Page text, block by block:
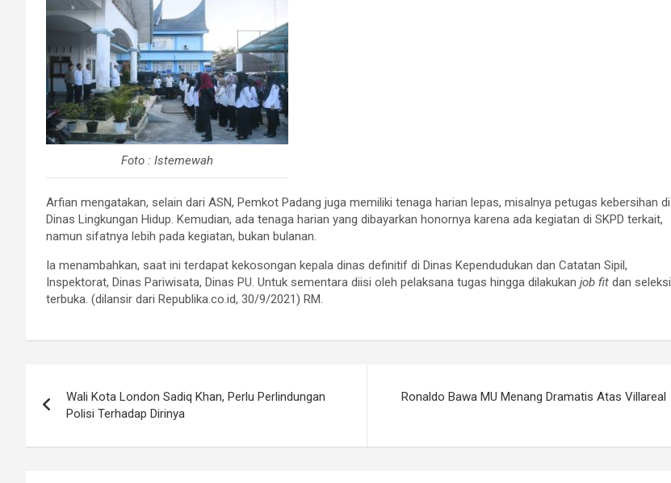
Foto : Istemewah
Arfian mengatakan, selain dari ASN, Pemkot Padang juga memiliki tenaga harian lepas, misalnya petugas kebersihan di
Dinas Lingkungan Hidup. Kemudian, ada tenaga harian yang dibayarkan honornya karena ada kegiatan di SKPD terkait,
namun sifatnya lebih pada kegiatan, bukan bulanan.
Ia menambahkan, saat ini terdapat kekosongan kepala dinas definitif di Dinas Kependudukan dan Catatan Sipil,
Inspektorat, Dinas Pariwisata, Dinas PU. Untuk sementara diisi oleh pelaksana tugas hingga dilakukan job fit dan seleksi
terbuka. (dilansir dari Republika.co.id, 30/9/2021) RM.
pos
Wali Kota London Sadiq Khan, Perlu Perlindungan
Polisi Terhadap Dirinya
Ronaldo Bawa MU Menang Dramatis Atas Villareal